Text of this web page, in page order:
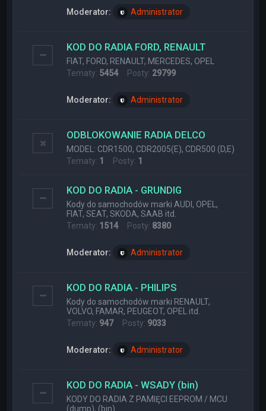
Moderator: Administrator
KOD DO RADIA FORD, RENAULT
FIAT, FORD, RENAULT, MERCEDES, OPEL
Tematy: 5454Posty: 29799
Moderator: Administrator
ODBLOKOWANIE RADIA DELCO
MODEL: CDR1500, CDR2005(E), CDR500 (D,E)
Tematy: 1 Posty: 1
KOD DO RADIA - GRUNDIG
Kody do samochodów marki AUDI, OPEL,
FIAT, SEAT, SKODA, SAAB itd.
Tematy: 1514Posty: 8380
Moderator: Administrator
KOD DO RADIA - PHILIPS
Kody do samochodów marki RENAULT,
VOLVO, FAMAR, PEUGEOT, OPEL itd.
Tematy: 947Posty: 9033
Moderator: Administrator
KOD DO RADIA - WSADY (bin)
KODY DO RADIA Z PAMIĘCI EEPROM / MCU
(dump), (bin)